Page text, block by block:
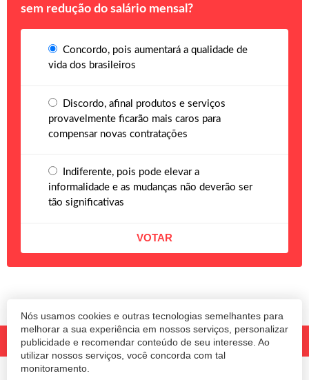
Nós usamos cookies e outras tecnologias semelhantes para
melhorar a sua experiência em nossos serviços, personalizar
publicidade e recomendar conteúdo de seu interesse. Ao
utilizar nossos serviços, você concorda com tal
monitoramento.
sem redução do salário mensal?
Concordo, pois aumentará a qualidade de
vida dos brasileiros
Discordo, afinal produtos e serviços
provavelmente ficarão mais caros para
compensar novas contratações
Indiferente, pois pode elevar a
informalidade e as mudanças não deverão ser
tão significativas